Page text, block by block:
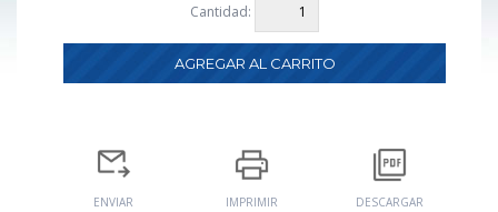
Cantidad:
ENVIAR IMPRIMIR DESCARGAR